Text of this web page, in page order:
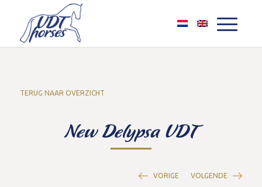
TERUG NAAR OVERZICHT
New Delypsa VDT
VORIGE VOLGENDE